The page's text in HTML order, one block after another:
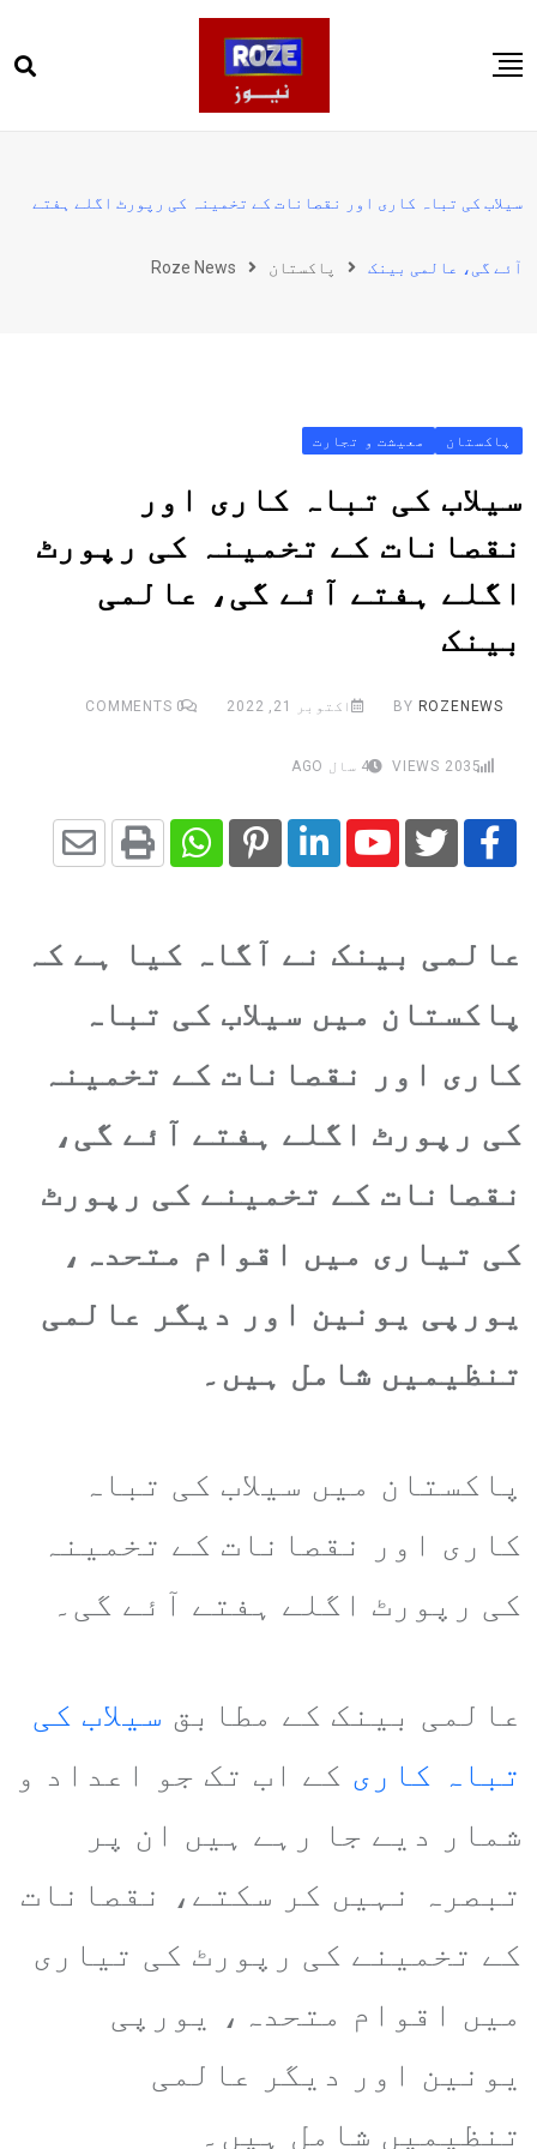
to
پاکستان
کھیل
سیلاب کی تباہ کاری اور نقصانات کے تخمینہ کی رپورٹ اگلے ہفتے
آئے گی، عالمی بینک پاکستان Roze News
پاکستان معیشت و تجارت
سیلاب کی تباہ کاری اور
نقصانات کے تخمینہ کی رپورٹ
اگلے ہفتے آئے گی، عالمی
بینک
BY ROZENEWS اکتوبر 21, 2022 0
2035 4 سال AGO
Youtube
LinkedIn
Pinterest
Whatsapp
Print
عالمی بینک نے آگاہ کیا ہے کہ
پاکستان میں سیلاب کی تباہ
کاری اور نقصانات کے تخمینہ
کی رپورٹ اگلے ہفتے آئے گی،
نقصانات کے تخمینے کی رپورٹ
کی تیاری میں اقوام متحدہ،
یورپی یونین اور دیگر عالمی
تنظیمیں شامل ہیں۔
پاکستان میں سیلاب کی تباہ
کاری اور نقصانات کے تخمینہ
کی رپورٹ اگلے ہفتے آئے گی۔
عالمی بینک کے مطابق سیلاب کی
تباہ کاری کے اب تک جو اعداد و
شمار دیے جا رہے ہیں ان پر
تبصرہ نہیں کر سکتے، نقصانات
کے تخمینے کی رپورٹ کی تیاری
میں اقوام متحدہ، یورپی
یونین اور دیگر عالمی
تنظیمیں شامل ہیں۔